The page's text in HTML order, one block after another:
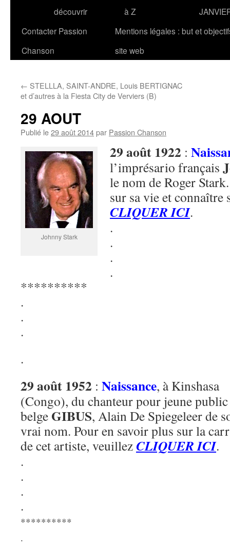
découvrir
à Z
Contacter Passion
Chanson
Mentions légales : but et
site web
← STELLLA, SAINT-ANDRE, Louis BERTIGNAC
et d’autres à la Fiesta City de Verviers (B)
29 AOUT
Publié le29 août 2014par Passion Chanson
Johnny Stark
29 août 1922 :
l’imprésario français
le nom de Roger
sur sa vie et
CLIQUER ICI.
.
.
.
.
**********
.
.
.
.
29 août 1952 : Naissance, à Kinshasa
(Congo), du chanteur pour jeune public
belge GIBUS, Alain De Spiegeleer de
vrai nom. Pour en savoir plus sur la
de cet artiste, veuillezCLIQUER ICI.
.
.
.
.
**********
.